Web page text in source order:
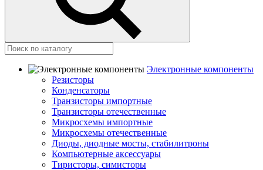
Электронные компоненты
Резисторы
Конденсаторы
Транзисторы импортные
Транзисторы отечественные
Микросхемы импортные
Микросхемы отечественные
Диоды, диодные мосты, стабилитроны
Компьютерные аксессуары
Тиристоры, симисторы